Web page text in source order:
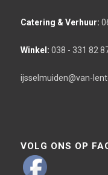
Catering & Verhuur:
Winkel: 038 - 331 82
ijsselmuiden@van-
VOLG ONS OP